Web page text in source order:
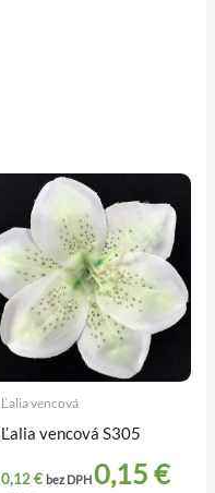
Ľalia vencová
Ľalia vencová S305
0,12€ bez DPH 0,15 €